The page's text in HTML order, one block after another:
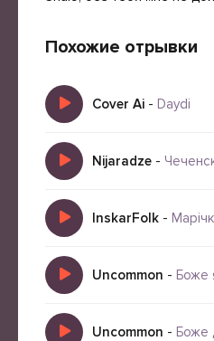
Похожие отрывки
Cover Ai - Daydi
Nijaradze - Чеченская
InskarFolk - Марічка
Uncommon - Боже я
Uncommon - Боже дай